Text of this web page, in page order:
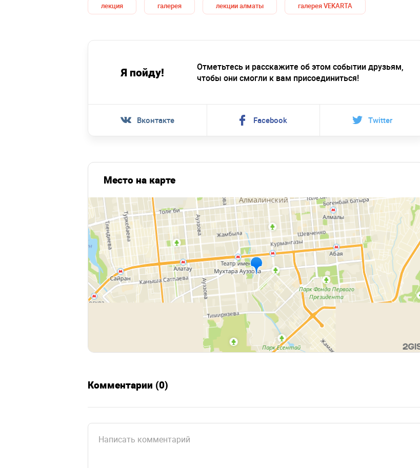
лекция галерея лекции алматы галерея VEKARTA
Я пойду!
Отметьтесь и расскажите об этом событии друзьям,
чтобы они смогли к вам присоединиться!
Вконтакте Facebook Twitter
Место на карте
Комментарии (0)